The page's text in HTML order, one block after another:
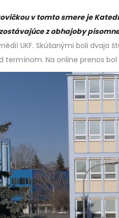
v tomto smere je
z obhajoby
UKF. Skúšanými boli dvaja
termínom. Na online prenos